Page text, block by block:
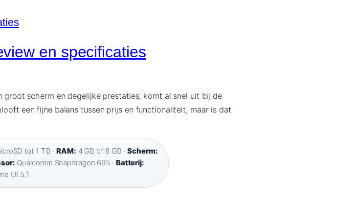
en specificaties
scherm en degelijke prestaties, komt al snel uit bij de
een fijne balans tussen prijs en functionaliteit, maar is dat
tot 1 TB ·RAM: 4 GB of 8 GB ·Scherm:
Qualcomm Snapdragon 695 · Batterij:
UI 5.1